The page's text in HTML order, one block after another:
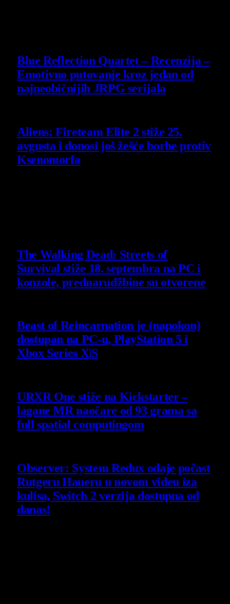
Blue Reflection Quartet – Recenzija –
Emotivno putovanje kroz jedan od
najneobičnijih JRPG serijala
Aliens: Fireteam Elite 2 stiže 25.
avgusta i donosi još žešće borbe protiv
Ksenomorfa
The Walking Dead: Streets of
Survival stiže 18. septembra na PC i
konzole, prednarudžbine su otvorene
Beast of Reincarnation je (napokon)
dostupan na PC-u, PlayStation 5 i
Xbox Series X|S
URXR One stiže na Kickstarter –
lagane MR naočare od 93 grama sa
full spatial computingom
Observer: System Redux odaje počast
Rutgeru Haueru u novom videu iza
kulisa, Switch 2 verzija dostupna od
danas!